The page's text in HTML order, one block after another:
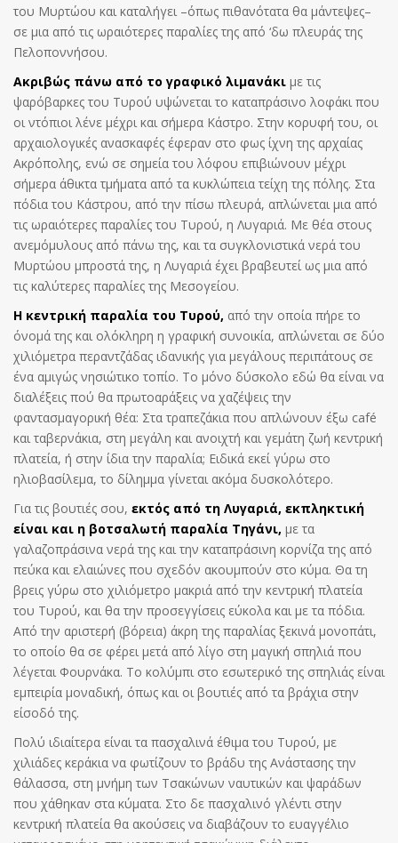
του Μυρτώου και καταλήγει –όπως πιθανότατα θα μάντεψες–
σε μια από τις ωραιότερες παραλίες της από ‘δω πλευράς της
Πελοποννήσου.
Ακριβώς πάνω από το γραφικό λιμανάκι με τις
ψαρόβαρκες του Τυρού υψώνεται το καταπράσινο λοφάκι που
οι ντόπιοι λένε μέχρι και σήμερα Κάστρο. Στην κορυφή του, οι
αρχαιολογικές ανασκαφές έφεραν στο φως ίχνη της αρχαίας
Ακρόπολης, ενώ σε σημεία του λόφου επιβιώνουν μέχρι
σήμερα άθικτα τμήματα από τα κυκλώπεια τείχη της πόλης. Στα
πόδια του Κάστρου, από την πίσω πλευρά, απλώνεται μια από
τις ωραιότερες παραλίες του Τυρού, η Λυγαριά. Με θέα στους
ανεμόμυλους από πάνω της, και τα συγκλονιστικά νερά του
Μυρτώου μπροστά της, η Λυγαριά έχει βραβευτεί ως μια από
τις καλύτερες παραλίες της Μεσογείου.
Η κεντρική παραλία του Τυρού, από την οποία πήρε το
όνομά της και ολόκληρη η γραφική συνοικία, απλώνεται σε δύο
χιλιόμετρα περαντζάδας ιδανικής για μεγάλους περιπάτους σε
ένα αμιγώς νησιώτικο τοπίο. Το μόνο δύσκολο εδώ θα είναι να
διαλέξεις πού θα πρωτοαράξεις να χαζέψεις την
φαντασμαγορική θέα: Στα τραπεζάκια που απλώνουν έξω café
και ταβερνάκια, στη μεγάλη και ανοιχτή και γεμάτη ζωή κεντρική
πλατεία, ή στην ίδια την παραλία; Ειδικά εκεί γύρω στο
ηλιοβασίλεμα, το δίλημμα γίνεται ακόμα δυσκολότερο.
Για τις βουτιές σου, εκτός από τη Λυγαριά, εκπληκτική
είναι και η βοτσαλωτή παραλία Τηγάνι, με τα
γαλαζοπράσινα νερά της και την καταπράσινη κορνίζα της από
πεύκα και ελαιώνες που σχεδόν ακουμπούν στο κύμα. Θα τη
βρεις γύρω στο χιλιόμετρο μακριά από την κεντρική πλατεία
του Τυρού, και θα την προσεγγίσεις εύκολα και με τα πόδια.
Από την αριστερή (βόρεια) άκρη της παραλίας ξεκινά μονοπάτι,
το οποίο θα σε φέρει μετά από λίγο στη μαγική σπηλιά που
λέγεται Φουρνάκα. Το κολύμπι στο εσωτερικό της σπηλιάς είναι
εμπειρία μοναδική, όπως και οι βουτιές από τα βράχια στην
είσοδό της.
Πολύ ιδιαίτερα είναι τα πασχαλινά έθιμα του Τυρού, με
χιλιάδες κεράκια να φωτίζουν το βράδυ της Ανάστασης την
θάλασσα, στη μνήμη των Τσακώνων ναυτικών και ψαράδων
που χάθηκαν στα κύματα. Στο δε πασχαλινό γλέντι στην
κεντρική πλατεία θα ακούσεις να διαβάζουν το ευαγγέλιο